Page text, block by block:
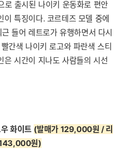
로 출시된 나이키 운동화로 편안
이 특징이다. 코르테즈 모델 중에
들어 레트로가 유행하면서 다시
간색 나이키 로고와 파란색 스티
은 시간이 지나도 사람들의 시선
화이트 (발매가 129,000원 / 리
원)